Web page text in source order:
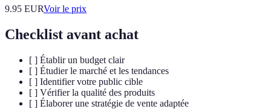
9.95 EURVoir le prix
Checklist avant achat
[ ] Établir un budget clair
[ ] Étudier le marché et les tendances
[ ] Identifier votre public cible
[ ] Vérifier la qualité des produits
[ ] Élaborer une stratégie de vente adaptée